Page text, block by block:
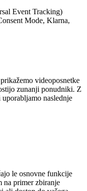
Event Tracking)
Mode, Klarna,
videoposnetke
zunanji ponudniki. Z
naslednje
le osnovne funkcije
na primer zbiranje